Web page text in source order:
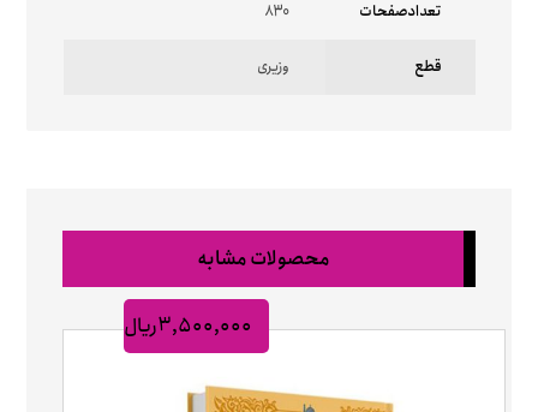
تعدادصفحات 830
قطع وزیری
محصولات مشابه
۳,۵۰۰,۰۰۰ریال